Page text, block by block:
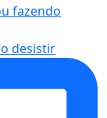
desistir